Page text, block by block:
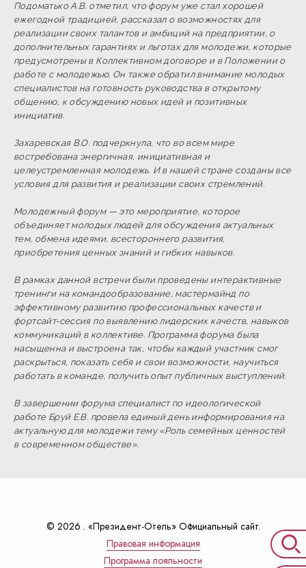
Подоматько А.В. отметил, что форум уже стал хорошей
ежегодной традицией, рассказал о возможностях для
реализации своих талантов и амбиций на предприятии, о
дополнительных гарантиях и льготах для молодежи, которые
предусмотрены в Коллективном договоре и в Положении о
работе с молодежью. Он также обратил внимание молодых
специалистов на готовность руководства в открытому
общению, к обсуждению новых идей и позитивных
инициатив.
Захаревская В.О. подчеркнула, что во всем мире
востребована энергичная, инициативная и
целеустремленная молодежь. И в нашей стране созданы все
условия для развития и реализации своих стремлений.
Молодежный форум — это мероприятие, которое
объединяет молодых людей для обсуждения актуальных
тем, обмена идеями, всестороннего развития,
приобретения ценных знаний и гибких навыков.
В рамках данной встречи были проведены интерактивные
тренинги на командообразование, мастермайнд по
эффективному развитию профессиональных качеств и
фортсайт-сессия по выявлению лидерских качеств, навыков
коммуникаций в коллективе. Программа форума была
насыщенна и выстроена так, чтобы каждый участник смог
раскрыться, показать себя и свои возможности, научиться
работать в команде, получить опыт публичных выступлений.
В завершении форума специалист по идеологической
работе Бруй Е.В. провела единый день информирования на
актуальную для молодежи тему «Роль семейных ценностей
в современном обществе».
© 2026 . «Президент-Отель» Официальный сайт.
Правовая информация
Программа лояльности